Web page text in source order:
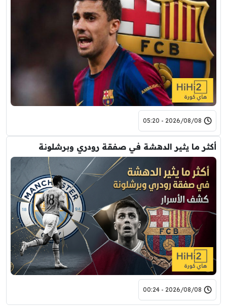
2026/08/08 - 05:20
أكثر ما يثير الدهشة في صفقة رودري وبرشلونة
2026/08/08 - 00:24